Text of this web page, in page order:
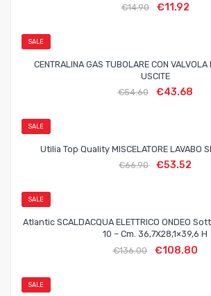
€14.90 €11.92
SALE
CENTRALINA GAS TUBOLARE CON VALVOLA
USCITE
€54.60 €43.68
SALE
Utilia Top Quality MISCELATORE LAVABO
€66.90 €53.52
SALE
Atlantic SCALDACQUA ELETTRICO ONDEO
10 – Cm. 36,7X28,1×39,6 H
€136.00 €108.80
SALE